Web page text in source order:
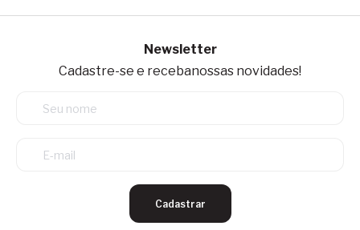
Newsletter
Cadastre-se e recebanossas novidades!
Cadastrar